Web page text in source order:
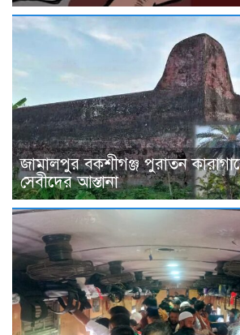
জামালপুর বকশীগঞ্জ পুরাতন
সেবীদের আস্তানা